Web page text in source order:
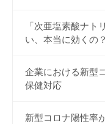
「次亜塩素酸ナ
い、本当に効くの
企業における新型
保健対応
新型コロナ陽性率